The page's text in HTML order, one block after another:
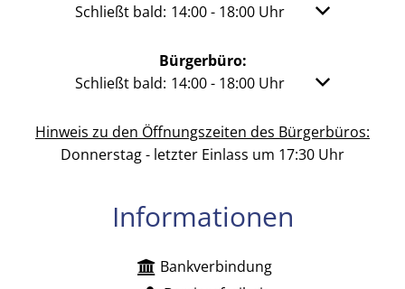
Klicken, um weitere Öffnungs- oder
Schließt bald: 14:00- 18:00 Uhr Von 14:00
Bürgerbüro:
Klicken, um weitere Öffnungs- oder
Schließt bald: 14:00- 18:00 Uhr Von 14:00
Hinweis zu den Öffnungszeiten des Bürgerbüros:
Donnerstag - letzter Einlass um 17:30 Uhr
Informationen
Bankverbindung